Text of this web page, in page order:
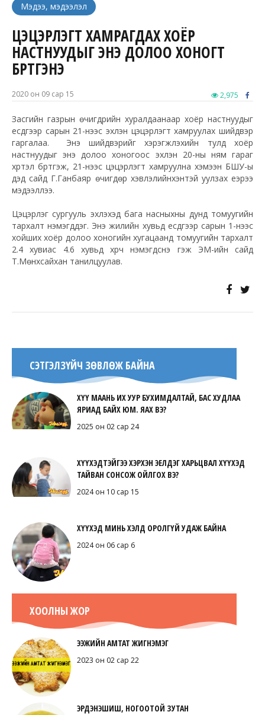
Мэдээ, мэдээлэл
ЦЭЦЭРЛЭГТ ХАМРАГДАХ ХОЁР
НАСТНУУДЫГ ЭНЭ ДОЛОО ХОНОГТ
БҮРТГЭНЭ
2020 он 09 сар 15 2,975
Засгийн газрын өчигдрийн хуралдаанаар хоёр настнуудыг
есдүгээр сарын 21-нээс эхлэн цэцэрлэгт хамруулах шийдвэр
гаргалаа. Энэ шийдвэрийг хэрэгжүүлэхийн тулд хоёр
настнуудыг энэ долоо хоногоос эхлэн 20-ны ням гараг
хүртэл бүртгэж, 21-нээс цэцэрлэгт хамруулна хэмээн БШУ-ы
дэд сайд Г.Ганбаяр өчигдөр хэвлэлийнхэнтэй уулзах үеэрээ
мэдээллээ.
Цэцэрлэг сургууль эхлэхэд бага насныхны дунд томуугийн
тархалт нэмэгддэг. Энэ жилийн хувьд есдүгээр сарын 1-нээс
хойших хоёр долоо хоногийн хугацаанд томуугийн тархалт
2.4 хувиас 4.6 хувьд хүрч нэмэгдснэ гэж ЭМ-ийн сайд
Т.Мөнхсайхан танилцуулав.
СЭТГЭЛЗҮЙЧ ЗӨВЛӨЖ БАЙНА
ХҮҮ МААНЬ ИХ УУР БУХИМДАЛТАЙ, БАС ХУДЛАА
ЯРИАД БАЙХ ЮМ. ЯАХ ВЭ?
2025 он 02 сар 24
ХҮҮХЭДТЭЙГЭЭ ХЭРХЭН ЭЕЛДЭГ ХАРЬЦВАЛ ХҮҮХЭД
ТАЙВАН СОНСОЖ ОЙЛГОХ ВЭ?
2024 он 10 сар 15
ХҮҮХЭД МИНЬ ХЭЛД ОРОЛГҮЙ УДАЖ БАЙНА
2024 он 06 сар 6
ХООЛНЫ ЖОР
ЭЭЖИЙН АМТАТ ЖИГНЭМЭГ
2023 он 02 сар 22
ЭРДЭНЭШИШ, НОГООТОЙ ЗУТАН